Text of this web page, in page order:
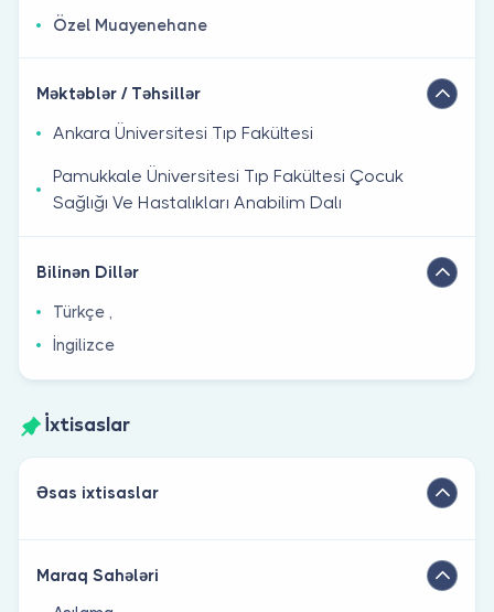
Özel Muayenehane
Məktəblər / Təhsillər
Ankara Üniversitesi Tıp Fakültesi
Pamukkale Üniversitesi Tıp Fakültesi Çocuk
Sağlığı Ve Hastalıkları Anabilim Dalı
Bilinən Dillər
Türkçe ,
İngilizce
İxtisaslar
Əsas ixtisaslar
Maraq Sahələri